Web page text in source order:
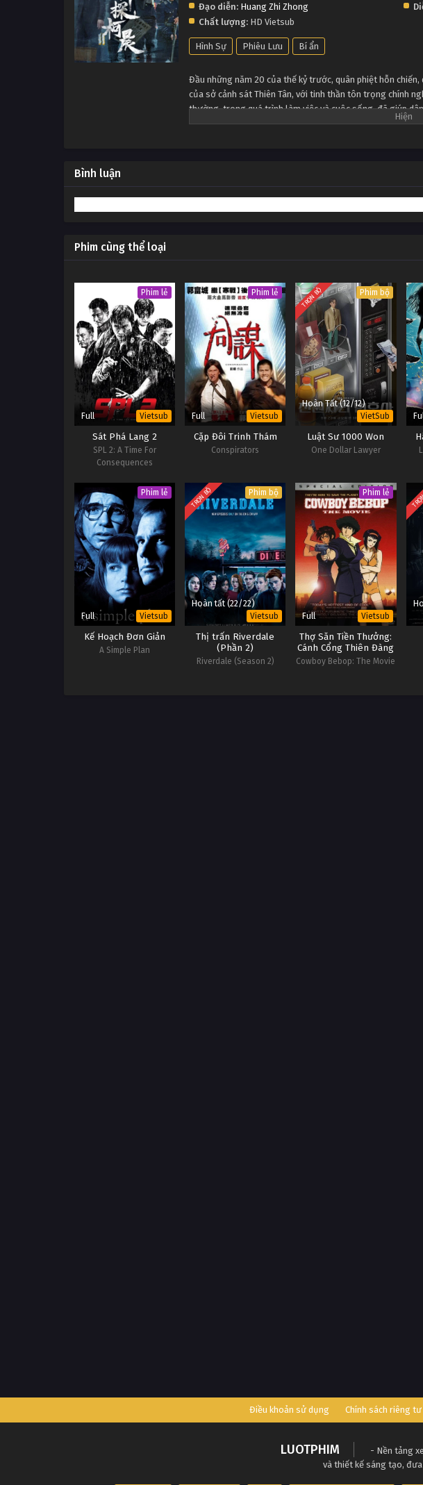
Đạo diễn: Huang Zhi Zhong
Chất lượng: HD Vietsub
Hình Sự Phiêu Lưu Bí ẩn
Đầu những năm 20 của thế kỷ trước, quân phiệt hỗn
của sở cảnh sát Thiên Tân, với tinh thần tôn trọng chính
thường, trong quá trình làm việc và cuộc sống, đã giúp
chính nghĩa, làm cho thời kỳ chiến loạn của họ có được
Bình luận
Phim cùng thể loại
Phim lẻ
Full Vietsub
Sát Phá Lang 2
SPL 2: A Time For
Consequences
Phim lẻ
Full Vietsub
Cặp Đôi Trinh Thám
Conspirators
TRỌN BỘ Phim bộ
Hoàn Tất (12/12)
VietSub
Luật Sư 1000 Won
One Dollar Lawyer
Phim lẻ
Full Vietsub
Kế Hoạch Đơn Giản
A Simple Plan
TRỌN BỘ Phim bộ
Hoàn tất (22/22)
Vietsub
Thị trấn Riverdale
(Phần 2)
Riverdale (Season 2)
Phim lẻ
Full Vietsub
Thợ Săn Tiền Thưởng:
Cánh Cổng Thiên Đàng
Cowboy Bebop: The Movie
Điều khoản sử dụng Chính sách riêng tư
LUOTPHIM
- Nền tảng
và thiết kế sáng tạo,